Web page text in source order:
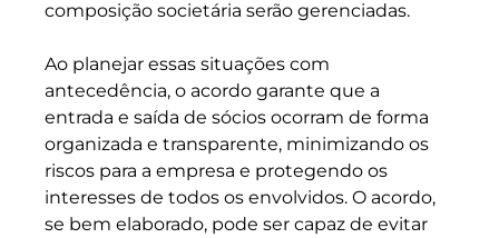
composição societária serão gerenciadas.
Ao planejar essas situações com
antecedência, o acordo garante que a
entrada e saída de sócios ocorram de forma
organizada e transparente, minimizando os
riscos para a empresa e protegendo os
interesses de todos os envolvidos. O acordo,
se bem elaborado, pode ser capaz de evitar